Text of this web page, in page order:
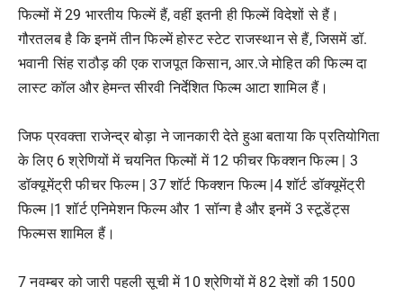
फिल्मों में 29 भारतीय फिल्में हैं, वहीं इतनी ही फिल्में विदेशों से हैं।
गौरतलब है कि इनमें तीन फिल्में होस्ट स्टेट राजस्थान से हैं, जिसमें डॉ.
भवानी सिंह राठौड़ की एक राजपूत किसान, आर.जे मोहित की फिल्म दा
लास्ट कॉल और हेमन्त सीरवी निर्देशित फिल्म आटा शामिल हैं।
जिफ प्रवक्ता राजेन्द्र बोड़ा ने जानकारी देते हुआ बताया कि प्रतियोगिता
के लिए 6 श्रेणियों में चयनित फिल्मों में 12 फीचर फिक्शन फिल्म | 3
डॉक्यूमेंट्री फीचर फिल्म | 37 शॉर्ट फिक्शन फिल्म |4 शॉर्ट डॉक्यूमेंट्री
फिल्म |1 शॉर्ट एनिमेशन फिल्म और 1 सॉन्ग है और इनमें 3 स्टूडेंट्स
फिल्मस शामिल हैं।
7 नवम्बर को जारी पहली सूची में 10 श्रेणियों में 82 देशों की 1500